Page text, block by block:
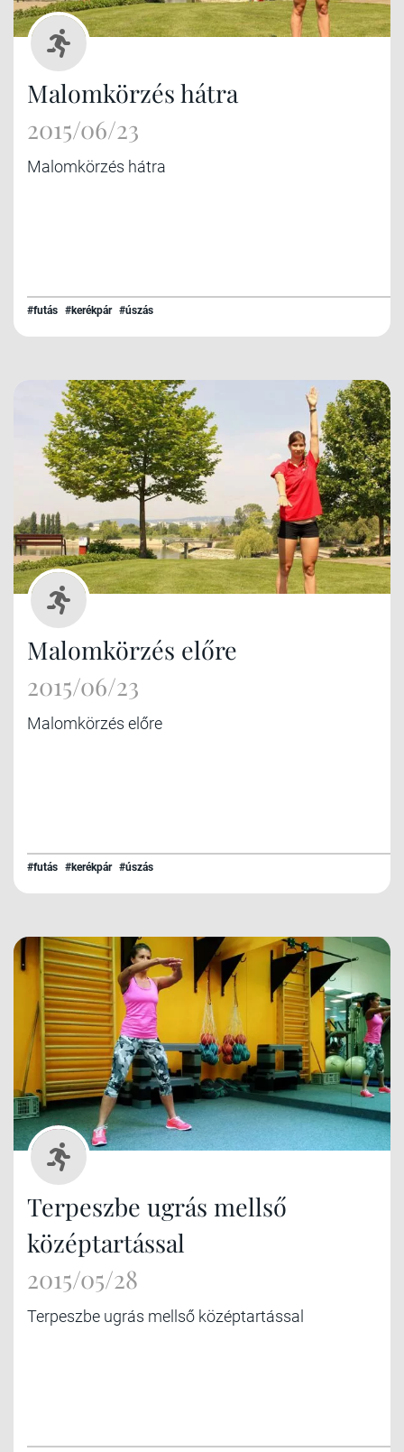
Malomkörzés hátra
2015/06/23
Malomkörzés hátra
#futás #kerékpár #úszás
Malomkörzés előre
2015/06/23
Malomkörzés előre
#futás #kerékpár #úszás
Terpeszbe ugrás mellső
középtartással
2015/05/28
Terpeszbe ugrás mellső középtartással